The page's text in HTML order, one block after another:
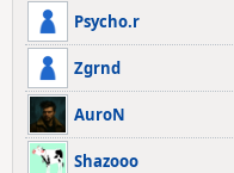
Psycho.r
Zgrnd
AuroN
Shazooo